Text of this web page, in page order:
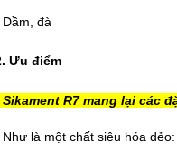
Dầm, đà
Ưu điểm
Sikament R7 mang lại các
Như là một chất siêu hóa dẻo: